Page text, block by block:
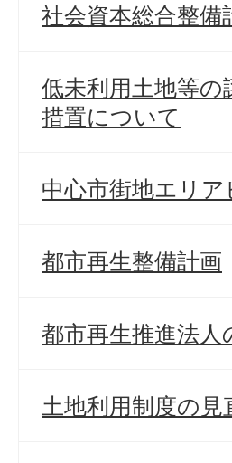
社会資本総合整備
低未利用土地等
措置について
中心市街地エリア
都市再生整備計画
都市再生推進法人
土地利用制度の見